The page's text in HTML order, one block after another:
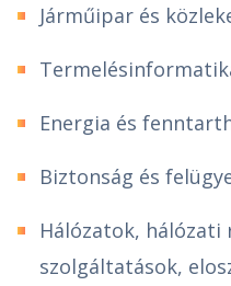
Járműipar és
Energia és
Biztonság és
Hálózatok, hálózati
szolgáltatások,